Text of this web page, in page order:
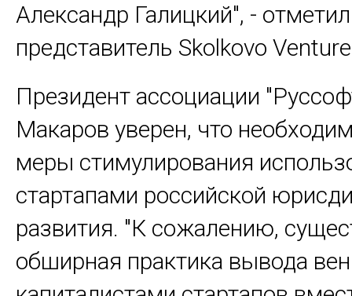
Александр Галицкий", - отметил
представитель Skolkovo
Президент ассоциации
Макаров уверен, что
меры стимулирования
стартапами российской
развития. "К сожалению,
обширная практика вывода